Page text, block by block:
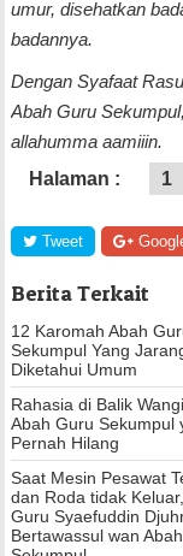
umur, disehatkan
badannya.
Dengan Syafaat
Abah Guru
allahumma aamiiin.
Halaman :
1
Tweet
Berita Terkait
12 Karomah Abah
Sekumpul Yang
Diketahui Umum
Rahasia di Balik
Abah Guru Sekumpul
Pernah Hilang
Saat Mesin Pesawat
dan Roda tidak
Guru Syaefuddin
Bertawassul wan